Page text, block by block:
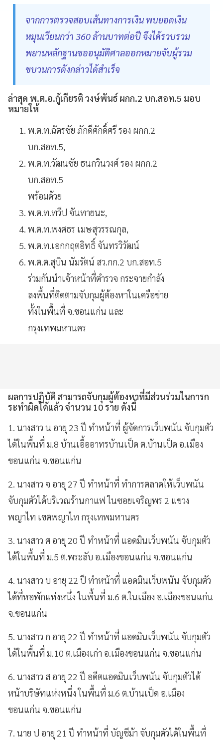
จากการตรวจสอบเส้นทางการเงิน พบยอดเงิน
หมุนเวียนกว่า 360 ล้านบาทต่อปี จึงได้รวบรวม
พยานหลักฐานขออนุมัติศาลออกหมายจับผู้รวม
ขบวนการดังกล่าวได้สำเร็จ
ล่าสุด พ.ต.อ.กู้เกียรติ วงษ์พันธ์ ผกก.2 บก.สอท.5 มอบ
หมายให้
พ.ต.ท.ฉัตรชัย ภักดีศักดิ์ศรี รอง ผกก.2
บก.สอท.5,
พ.ต.ท.วัฒนชัย ธนกวินวงศ์ รอง ผกก.2
บก.สอท.5
พร้อมด้วย
พ.ต.ท.ทวีป จันทายนะ,
พ.ต.ท.พงศธร เมษสุวรรณกุล,
พ.ต.ท.เอกกฤตอิทธิ์ จันทรวิวัฒน์
พ.ต.ต.สุบิน นัมรัตน์ สว.กก.2 บก.สอท.5
ร่วมกันนำเจ้าหน้าที่ตำรวจ กระจายกำลัง
ลงพื้นที่ติดตามจับกุมผู้ต้องหาในเครือข่าย
ทั้งในพื้นที่ จ.ขอนแก่น และ
กรุงเทพมหานคร
ผลการปฏิบัติ สามารถจับกุมผู้ต้องหาที่มีส่วนร่วมในการก
ระทำผิดได้แล้ว จำนวน 10 ราย ดังนี้
1. นางสาว น อายุ 23 ปี ทำหน้าที่ ผู้จัดการเว็บพนัน จับกุมตัว
ได้ในพื้นที่ ม.8 บ้านเอื้ออาทรบ้านเป็ด ต.บ้านเป็ด อ.เมือง
ขอนแก่น จ.ขอนแก่น
2. นางสาว จ อายุ 27 ปี ทำหน้าที่ ทำการตลาดให้เว็บพนัน
จับกุมตัวได้บริเวณร้านกาแฟ ในซอยเจริญพร 2 แขวง
พญาไท เขตพญาไท กรุงเทพมหานคร
3. นางสาว ศ อายุ 20 ปี ทำหน้าที่ แอดมินเว็บพนัน จับกุมตัว
ได้ในพื้นที่ ม.5 ต.พระลับ อ.เมืองขอนแก่น จ.ขอนแก่น
4. นางสาว บ อายุ 22 ปี ทำหน้าที่ แอดมินเว็บพนัน จับกุมตัว
ได้ที่หอพักแห่งหนึ่ง ในพื้นที่ ม.6 ต.ในเมือง อ.เมืองขอนแก่น
จ.ขอนแก่น
5. นางสาว ก อายุ 22 ปี ทำหน้าที่ แอดมินเว็บพนัน จับกุมตัว
ได้ในพื้นที่ ม.10 ต.เมืองเก่า อ.เมืองขอนแก่น จ.ขอนแก่น
6. นางสาว ส อายุ 22 ปี อดีตแอดมินเว็บพนัน จับกุมตัวได้
หน้าบริษัทแห่งหนึ่ง ในพื้นที่ ม.6 ต.บ้านเป็ด อ.เมือง
ขอนแก่น จ.ขอนแก่น
7. นาย ป อายุ 21 ปี ทำหน้าที่ บัญชีม้า จับกุมตัวได้ในพื้นที่